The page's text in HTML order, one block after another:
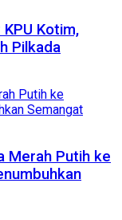
Kotim,
Pilkada
Merah Putih ke